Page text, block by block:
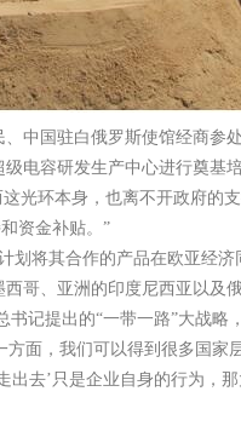
中国驻白俄罗斯使馆经商
电容研发生产中心进行奠基培
光环本身，也离不开政府的
资金补贴。”
将其合作的产品在欧亚经
哥、亚洲的印度尼西亚以及
记提出的“一带一路”大战
面，我们可以得到很多国
去’只是企业自身的行为，那